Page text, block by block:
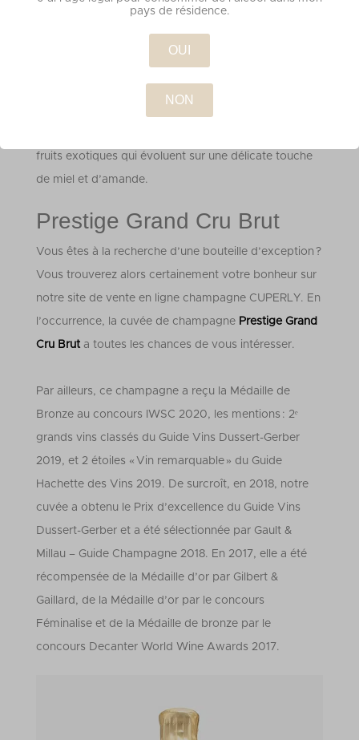
Composé de chardonnay, pinot noir et pinot meunier,
vous serez envouté par ses arômes floraux, évoluant
fruits exotiques qui évoluent sur une délicate touche
de miel et d’amande.
Prestige Grand Cru Brut
Vous êtes à la recherche d’une bouteille d’exception ?
Vous trouverez alors certainement votre bonheur sur
notre site de vente en ligne champagne CUPERLY. En
l’occurrence, la cuvée de champagne Prestige Grand
Cru Bruta toutes les chances de vous intéresser.
Par ailleurs, ce champagne a reçu la Médaille de
Bronze au concours IWSC 2020, les mentions : 2ᵉ
grands vins classés du Guide Vins Dussert-Gerber
2019, et 2 étoiles « Vin remarquable » du Guide
Hachette des Vins 2019. De surcroît, en 2018, notre
cuvée a obtenu le Prix d’excellence du Guide Vins
Dussert-Gerber et a été sélectionnée par Gault &
Millau – Guide Champagne 2018. En 2017, elle a été
récompensée de la Médaille d’or par Gilbert &
Gaillard, de la Médaille d’or par le concours
Féminalise et de la Médaille de bronze par le
concours Decanter World Wine Awards 2017.
pays de résidence.
OUI